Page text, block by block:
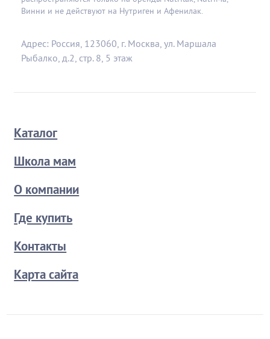
Винни и не действуют на Нутриген и Афенилак.
Адрес: Россия, 123060, г. Москва, ул. Маршала
Рыбалко, д.2, стр. 8, 5 этаж
Каталог
Школа мам
О компании
Где купить
Контакты
Карта сайта